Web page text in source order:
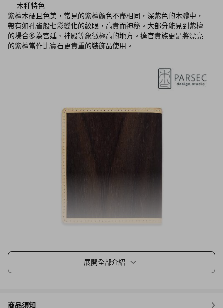
展開全部介紹
－ 木種特色 －
紫檀木硬且色美，常見的紫檀顏色不盡相同，深紫色的木體中，
帶有如孔雀般七彩變化的紋眼，高貴而神秘。大部分能見到紫檀
的場合多為宮廷、神殿等象徵極高的地方。達官貴族更是將漂亮
的紫檀當作比寶石更貴重的裝飾品使用。
商品須知